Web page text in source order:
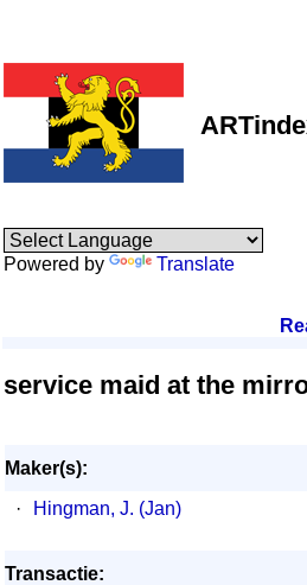
Powered by Translate
service maid at the
Maker(s):
·
Hingman, J. (Jan)
Transactie: